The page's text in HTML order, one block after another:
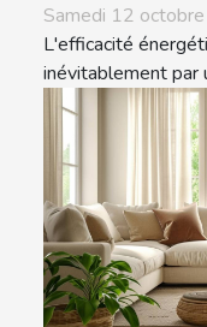
Samedi 12
L'efficacité
inévitablement par